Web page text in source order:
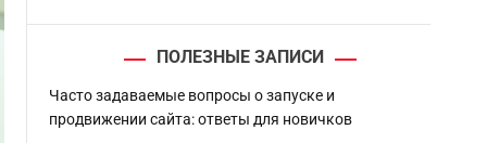
ПОЛЕЗНЫЕ ЗАПИСИ
Часто задаваемые вопросы о запуске и
продвижении сайта: ответы для новичков